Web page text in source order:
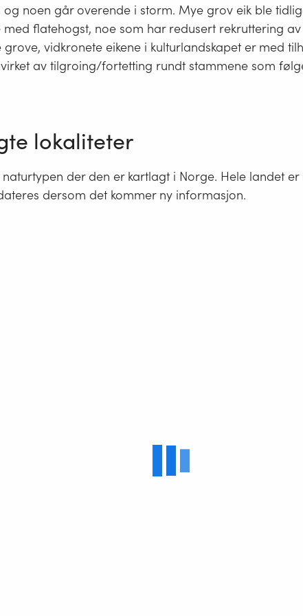
og noen går overende i storm. Mye grov eik ble
flatehogst, noe som har redusert rekruttering av
grove, vidkronete eikene i kulturlandskapet er med
av tilgroing/fortetting rundt stammene som
lokaliteter
naturtypen der den er kartlagt i Norge. Hele landet er
dersom det kommer ny informasjon.